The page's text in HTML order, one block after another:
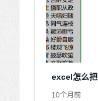
excel怎么
10个月前